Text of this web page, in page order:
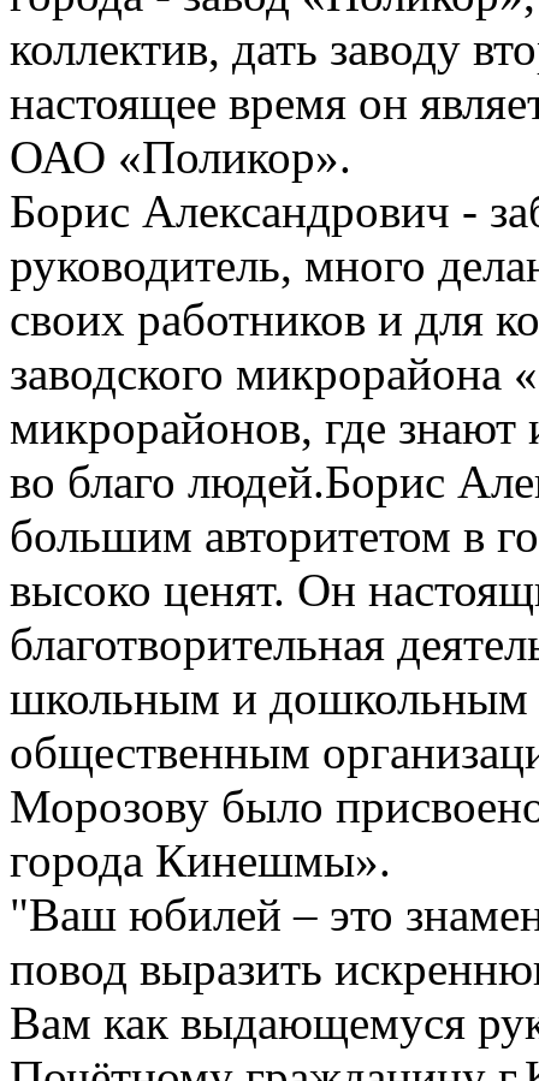
коллектив, дать заводу
настоящее время он
ОАО «Поликор».
Борис Александрович -
руководитель, много
своих работников и для
заводского микрорайона
микрорайонов, где знают
во благо людей.Борис
большим авторитетом в
высоко ценят. Он
благотворительная
школьным и дошкольным
общественным
Морозову было
города Кинешмы».
"Ваш юбилей – это
повод выразить
Вам как выдающемуся